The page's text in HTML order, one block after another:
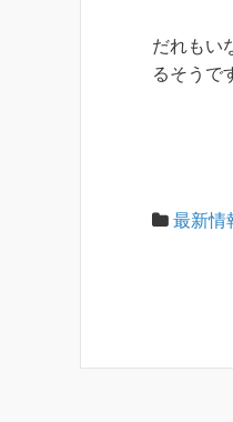
だれもい
るそうで
最新情